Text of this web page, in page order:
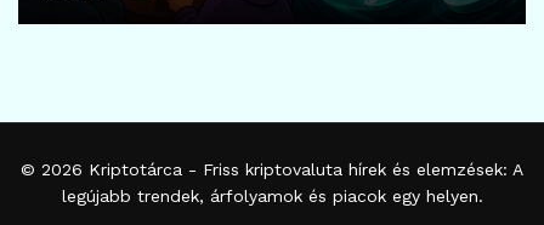
© 2026 Kriptotárca - Friss kriptovaluta hírek és elemzések: A
legújabb trendek, árfolyamok és piacok egy helyen.